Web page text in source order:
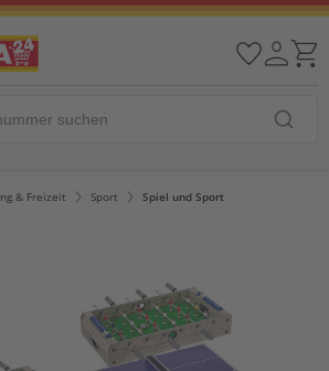
& Freizeit Sport Spiel und Sport